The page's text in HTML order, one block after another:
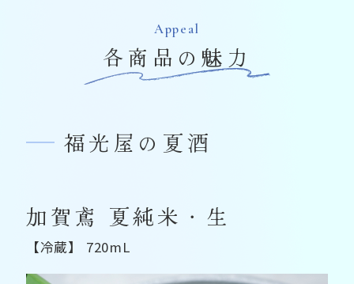
Appeal
各商品の魅力
福光屋の夏酒
加賀鳶 夏純米・生
【冷蔵】 720mL